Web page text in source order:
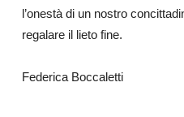
l’onestà di un nostro
regalare il lieto fine.
Federica Boccaletti